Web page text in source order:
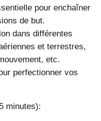
pour enchaîner
de but.
dans différentes
et terrestres,
etc.
perfectionner vos
minutes):